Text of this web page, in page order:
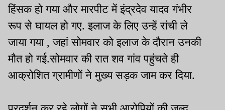
हिंसक हो गया और मारपीट में इंद्रदेव यादव गंभीर
रूप से घायल हो गए. इलाज के लिए उन्हें रांची ले
जाया गया , जहां सोमवार को इलाज के दौरान उनकी
मौत हो गई.सोमवार की रात शव गांव पहुंचते ही
आक्रोशित ग्रामीणों ने मुख्य सड़क जाम कर दिया.